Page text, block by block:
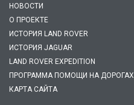
НОВОСТИ
О ПРОЕКТЕ
ИСТОРИЯ LAND ROVER
ИСТОРИЯ JAGUAR
LAND ROVER EXPEDITION
ПРОГРАММА ПОМОЩИ НА ДОРОГАХ
КАРТА САЙТА